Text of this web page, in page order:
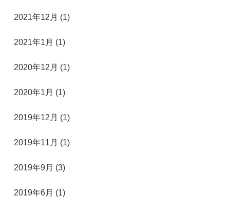
2021年12月 (1)
2021年1月 (1)
2020年12月 (1)
2020年1月 (1)
2019年12月 (1)
2019年11月 (1)
2019年9月 (3)
2019年6月 (1)